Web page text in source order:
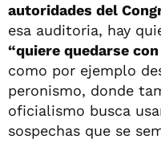
autoridades del
esa auditoria, hay
“quiere quedarse
como por ejemplo
peronismo, donde
oficialismo busca
sospechas que se